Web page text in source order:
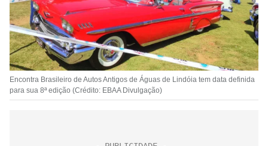
Encontra Brasileiro de Autos Antigos de Águas de Lindóia tem data definida
para sua 8ª edição (Crédito: EBAA Divulgação)